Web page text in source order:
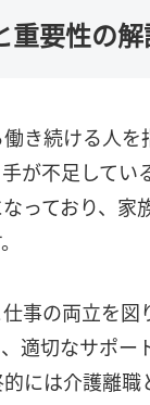
重要性の
き続ける人
が不足してい
っており、家
事の両立を
適切なサポ
には介護離職